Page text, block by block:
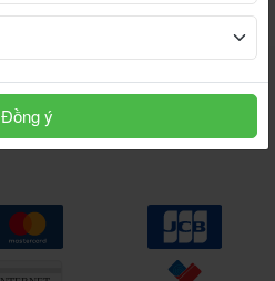
48.000 đ
Đồng ý